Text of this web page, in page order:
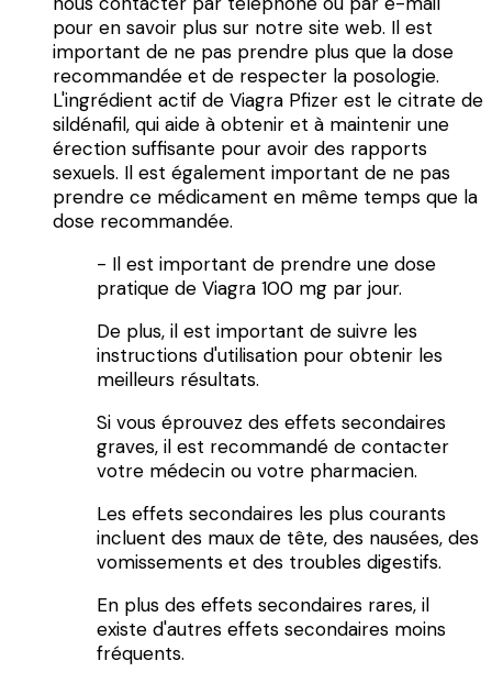
pour en savoir plus sur notre site web. Il est
important de ne pas prendre plus que la dose
recommandée et de respecter la posologie.
L'ingrédient actif de Viagra Pfizer est le citrate de
sildénafil, qui aide à obtenir et à maintenir une
érection suffisante pour avoir des rapports
sexuels. Il est également important de ne pas
prendre ce médicament en même temps que la
dose recommandée.
- Il est important de prendre une dose
pratique de Viagra 100 mg par jour.
De plus, il est important de suivre les
instructions d'utilisation pour obtenir les
meilleurs résultats.
Si vous éprouvez des effets secondaires
graves, il est recommandé de contacter
votre médecin ou votre pharmacien.
Les effets secondaires les plus courants
incluent des maux de tête, des nausées, des
vomissements et des troubles digestifs.
En plus des effets secondaires rares, il
existe d'autres effets secondaires moins
fréquents.